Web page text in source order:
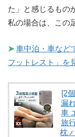
た」と感じるもの
私の場合は、この
➤車中泊・車など
フットレスト」を
[2
漏
車
旅
枕